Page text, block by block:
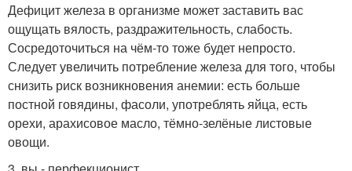
Дефицит железа в организме может заставить вас
ощущать вялость, раздражительность, слабость.
Сосредоточиться на чём-то тоже будет непросто.
Следует увеличить потребление железа для того, чтобы
снизить риск возникновения анемии: есть больше
постной говядины, фасоли, употреблять яйца, есть
орехи, арахисовое масло, тёмно-зелёные листовые
овощи.